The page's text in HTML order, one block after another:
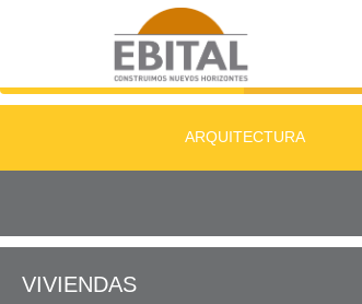
ARQUITECTURA
VIVIENDAS